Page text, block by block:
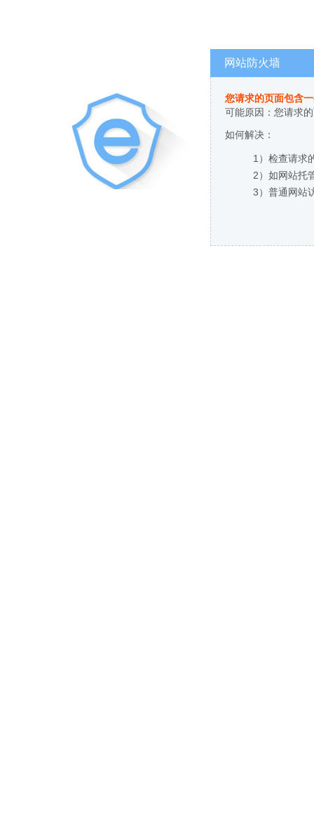
网站防火墙
您请求的页面包含
可能原因：您请求
如何解决：
1）检查请求
2）如网站托
3）普通网站